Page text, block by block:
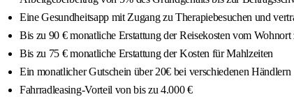
Eine Gesundheitsapp mit Zugang zu Therapiebesuchen und
Bis zu 90 € monatliche Erstattung der Reisekosten vom
Bis zu 75 € monatliche Erstattung der Kosten für Mahlzeiten
Ein monatlicher Gutschein über 20€ bei verschiedenen Händlern
Fahrradleasing-Vorteil von bis zu 4.000 €